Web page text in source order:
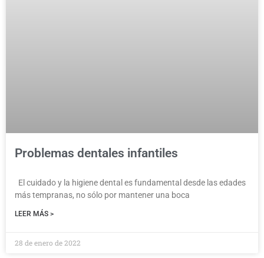
Problemas dentales infantiles
El cuidado y la higiene dental es fundamental desde las edades
más tempranas, no sólo por mantener una boca
LEER MÁS >
28 de enero de 2022